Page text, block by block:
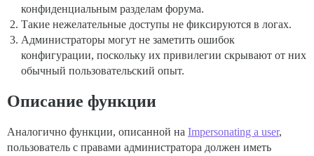
конфиденциальным разделам форума.
Такие нежелательные доступы не фиксируются в логах.
Администраторы могут не заметить ошибок
конфигурации, поскольку их привилегии скрывают от них
обычный пользовательский опыт.
Описание функции
Аналогично функции, описанной на Impersonating a user,
пользователь с правами администратора должен иметь